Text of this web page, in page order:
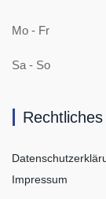
Mo - Fr
Sa - So
Rechtliches
Impressum